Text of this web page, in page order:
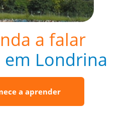
a falar
em Londrina
a aprender